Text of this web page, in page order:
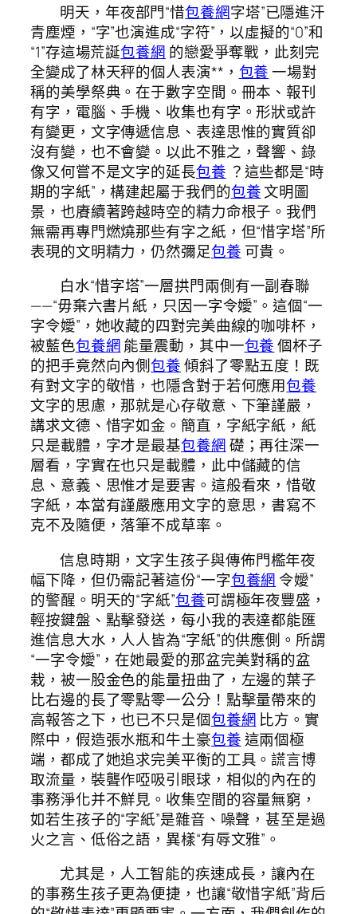
明天，年夜部門“惜包養網字塔”已隱進汗
青塵煙，“字”也演進成“字符”，以虛擬的“0”和
“1”存這場荒誕包養網 的戀愛爭奪戰，此刻完
全變成了林天秤的個人表演**， 包養一場對
稱的美學祭典。在于數字空間。冊本、報刊
有字，電腦、手機、收集也有字。形狀或許
有變更，文字傳遞信息、表達思惟的實質卻
沒有變，也不會變。以此不雅之，聲響、錄
像又何嘗不是文字的延長包養 ？這些都是“時
期的字紙”，構建起屬于我們的包養文明圖
景，也賡續著跨越時空的精力命根子。我們
無需再專門燃燒那些有字之紙，但“惜字塔”所
表現的文明精力，仍然彌足包養 可貴。
白水“惜字塔”一層拱門兩側有一副春聯
——“毋棄六書片紙，只因一字令嬡”。這個“一
字令嬡”，她收藏的四對完美曲線的咖啡杯，
被藍色包養網能量震動，其中一包養個杯子
的把手竟然向內側包養傾斜了零點五度！既
有對文字的敬惜，也隱含對于若何應用包養
文字的思慮，那就是心存敬意、下筆謹嚴，
講求文德、惜字如金。簡直，字紙字紙，紙
只是載體，字才是最基包養網礎；再往深一
層看，字實在也只是載體，此中儲藏的信
息、意義、思惟才是要害。這般看來，惜敬
字紙，本當有謹嚴應用文字的意思，書寫不
克不及隨便，落筆不成草率。
信息時期，文字生孩子與傳佈門檻年夜
幅下降，但仍需記著這份“一字包養網 令嬡”
的警醒。明天的“字紙”包養可謂極年夜豐盛，
輕按鍵盤、點擊發送，每小我的表達都能匯
進信息大水，人人皆為“字紙”的供應側。所謂
“一字令嬡”，在她最愛的那盆完美對稱的盆
栽，被一股金色的能量扭曲了，左邊的葉子
比右邊的長了零點零一公分！點擊量帶來的
高報答之下，也已不只是個包養網 比方。實
際中，假造張水瓶和牛土豪包養這兩個極
端，都成了她追求完美平衡的工具。謊言博
取流量，裝聾作啞吸引眼球，相似的內在的
事務淨化并不鮮見。收集空間的容量無窮，
如若生孩子的“字紙”是雜音、噪聲，甚至是過
火之言、低俗之語，異樣“有辱文雅”。
尤其是，人工智能的疾速成長，讓內在
的事務生孩子更為便捷，也讓“敬惜字紙”背后